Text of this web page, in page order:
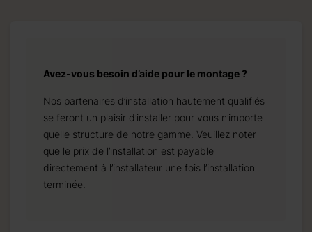
Avez-vous besoin d’aide pour le montage ?
Nos partenaires d’installation hautement qualifiés
se feront un plaisir d’installer pour vous n’importe
quelle structure de notre gamme. Veuillez noter
que le prix de l’installation est payable
directement à l’installateur une fois l’installation
terminée.